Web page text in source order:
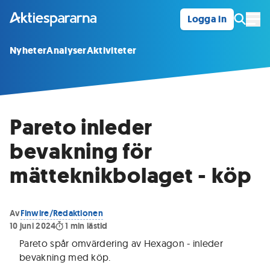
Logga in
NyheterAnalyserAktiviteter
Pareto inleder
bevakning för
mätteknikbolaget - köp
AvFinwire/Redaktionen
10 juni 2024
1 min lästid
Pareto spår omvärdering av Hexagon - inleder
bevakning med köp.